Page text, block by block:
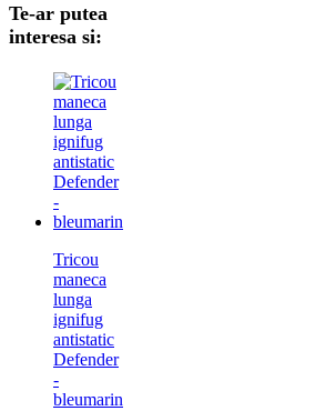
Te-ar putea
interesa si:
Tricou
maneca
lunga
ignifug
antistatic
Defender
-
bleumarin